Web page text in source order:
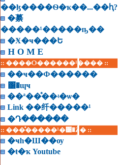
��ɮ����Ѳ�ҡ��...��ԧ?
�繤
�����¹�����ҧ��
�Ӿ�ҹ���Ե
H O M E
:: ����Ѻ������¹���� ::
��ҹ��Ф������
͸�ɰҹ
��ª��ͤ��ʵ�ѡ�
Link ��纤�����¹
�Դ������
:: ���ͤ�����¹�͹�Ź� ::
�ҹһ�Ш��ѹ
�ŧ�ҡ Youtube